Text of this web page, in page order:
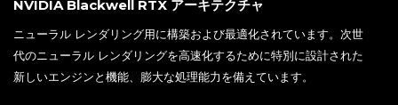
NVIDIA Blackwell RTX アーキテクチャ
ニューラル レンダリング用に構築および最適化されています。次世
代のニューラル レンダリングを高速化するために特別に設計された
新しいエンジンと機能、膨大な処理能力を備えています。